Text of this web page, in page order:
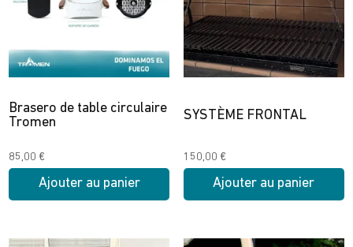
Brasero de table circulaire
Tromen
85,00 €
Ajouter au panier
SYSTÈME FRONTAL
150,00 €
Ajouter au panier